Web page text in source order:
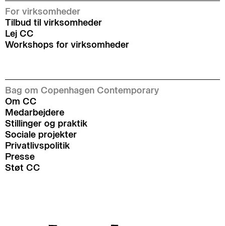
For virksomheder
Tilbud til virksomheder
Lej CC
Workshops for virksomheder
Bag om Copenhagen Contemporary
Om CC
Medarbejdere
Stillinger og praktik
Sociale projekter
Privatlivspolitik
Presse
Støt CC